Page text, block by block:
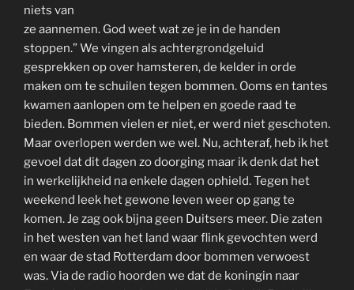
niets van
ze aannemen. God weet wat ze je in de handen
stoppen.” We vingen als achtergrondgeluid
gesprekken op over hamsteren, de kelder in orde
maken om te schuilen tegen bommen. Ooms en tantes
kwamen aanlopen om te helpen en goede raad te
bieden. Bommen vielen er niet, er werd niet geschoten.
Maar overlopen werden we wel. Nu, achteraf, heb ik het
gevoel dat dit dagen zo doorging maar ik denk dat het
in werkelijkheid na enkele dagen ophield. Tegen het
weekend leek het gewone leven weer op gang te
komen. Je zag ook bijna geen Duitsers meer. Die zaten
in het westen van het land waar flink gevochten werd
en waar de stad Rotterdam door bommen verwoest
was. Via de radio hoorden we dat de koningin naar